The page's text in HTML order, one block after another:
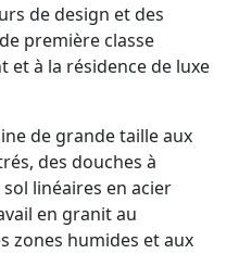
de design et des
première classe
et à la résidence de luxe
de grande taille aux
des douches à
linéaires en acier
en granit au
zones humides et aux